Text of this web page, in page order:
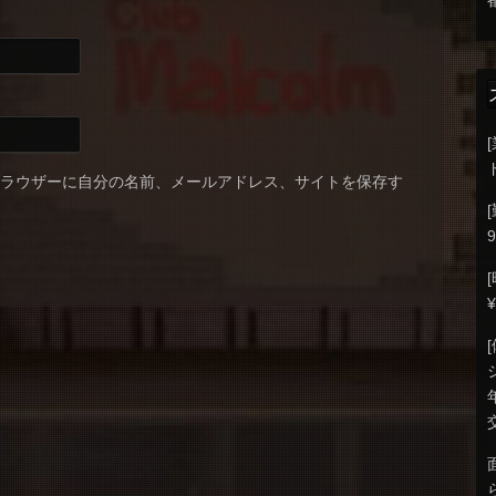
ウザーに自分の名前、メールアドレス、サイトを保存す
[
[
[
[